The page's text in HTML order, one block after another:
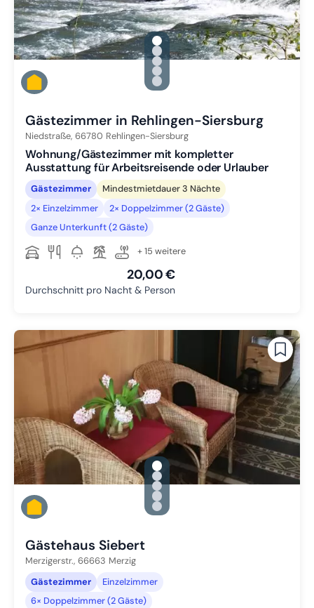
gallery.slide_selector
Zu Slide 1 wechseln
Zu Slide 2 wechseln
Zu Slide 3 wechseln
Zu Slide 4 wechseln
Zu Slide 5 wechseln
Gästezimmer in Rehlingen-Siersburg
Niedstraße, 66780 Rehlingen-Siersburg
Wohnung/Gästezimmer mit kompletter
Ausstattung für Arbeitsreisende oder Urlauber
Gästezimmer
Mindestmietdauer 3 Nächte
2× Einzelzimmer
2× Doppelzimmer (2 Gäste)
Ganze Unterkunft (2 Gäste)
+ 15 weitere
20,00 €
Durchschnitt pro Nacht & Person
gallery.slide_selector
Zu Slide 1 wechseln
Zu Slide 2 wechseln
Zu Slide 3 wechseln
Zu Slide 4 wechseln
Zu Slide 5 wechseln
Gästehaus Siebert
Merzigerstr., 66663 Merzig
Gästezimmer
Einzelzimmer
6× Doppelzimmer (2 Gäste)